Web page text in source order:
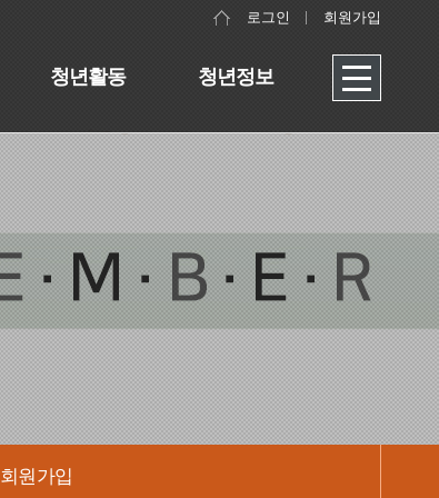
로그인 회원가입
청년활동 청년정보
회원가입